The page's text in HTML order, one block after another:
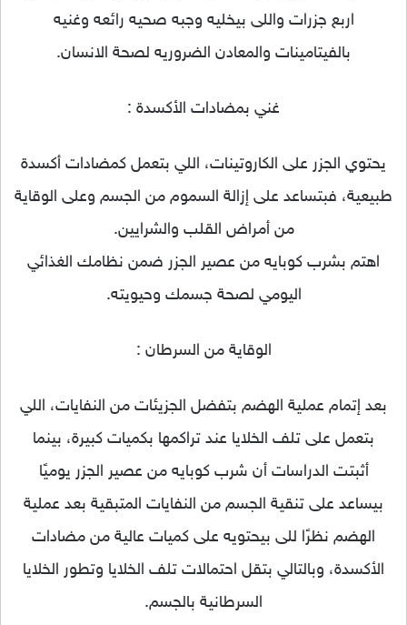
اربع جزرات واللى بيخليه وجبه صحيه رائعه وغنيه
بالفيتامينات والمعادن الضروريه لصحة الانسان.
غني بمضادات الأكسدة :
يحتوي الجزر على الكاروتينات، اللي بتعمل كمضادات أكسدة
طبيعية، فبتساعد على إزالة السموم من الجسم وعلى الوقاية
من أمراض القلب والشرايين.
اهتم بشرب كوبايه من عصير الجزر ضمن نظامك الغذائي
اليومي لصحة جسمك وحيويته.
الوقاية من السرطان :
بعد إتمام عملية الهضم بتفضل الجزيئات من النفايات، اللي
بتعمل على تلف الخلايا عند تراكمها بكميات كبيرة، بينما
أثبتت الدراسات أن شرب كوبايه من عصير الجزر يوميًا
بيساعد على تنقية الجسم من النفايات المتبقية بعد عملية
الهضم نظرًا للى بيحتويه على كميات عالية من مضادات
الأكسدة، وبالتالي بتقل احتمالات تلف الخلايا وتطور الخلايا
السرطانية بالجسم.